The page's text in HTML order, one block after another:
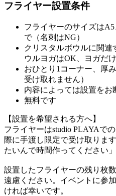
フライヤー設置条件
フライヤーのサイズは
で（名刺はNG）
クリスタルボウルに関
ウルヨガはOK、ヨガだけ
おひとり1コーナー、厚
受け取れません）
内容によっては設置をお
無料です
【設置を希望される方へ】
フライヤーはstudio PLAYAで
際に手渡し限定で受け取りま
たいんで時間作ってください
設置したフライヤーの残り枚
遠慮ください。イベントに参
ければ幸いです。